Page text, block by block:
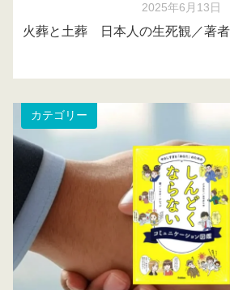
2025年6月13日
火葬と土葬 日本人の生死観／著者
カテゴリー